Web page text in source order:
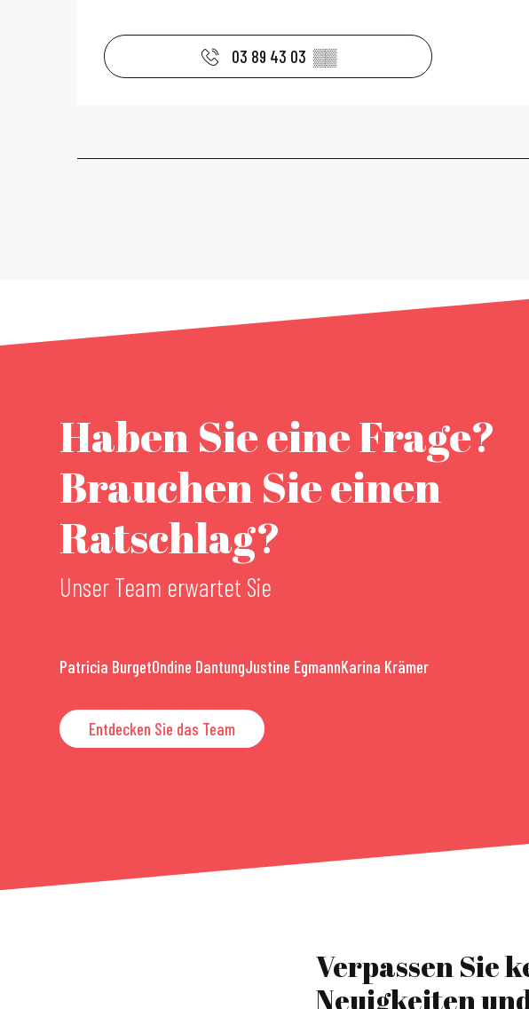
03 89 43 03 ▒▒
Haben Sie eine Frage?
Brauchen Sie einen
Ratschlag?
Unser Team erwartet Sie
Patricia BurgetOndine DantungJustine EgmannKarina Krämer
Entdecken Sie das Team
Verpassen Sie
Neuigkeiten